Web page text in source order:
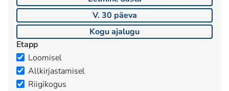
V. 30 päeva
Kogu ajalugu
Etapp
Loomisel
Allkirjastamisel
Riigikogus